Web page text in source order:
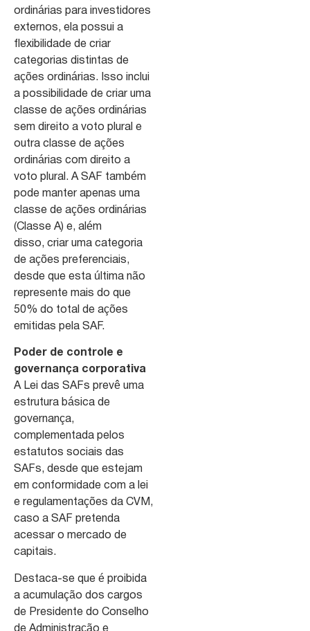
ordinárias para investidores
externos, ela possui a
flexibilidade de criar
categorias distintas de
ações ordinárias. Isso inclui
a possibilidade de criar uma
classe de ações ordinárias
sem direito a voto plural e
outra classe de ações
ordinárias com direito a
voto plural. A SAF também
pode manter apenas uma
classe de ações ordinárias
(Classe A) e, além
disso, criar uma categoria
de ações preferenciais,
desde que esta última não
represente mais do que
50% do total de ações
emitidas pela SAF.
Poder de controle e
governança corporativa
A Lei das SAFs prevê uma
estrutura básica de
governança,
complementada pelos
estatutos sociais das
SAFs, desde que estejam
em conformidade com a lei
e regulamentações da CVM,
caso a SAF pretenda
acessar o mercado de
capitais.
Destaca-se que é proibida
a acumulação dos cargos
de Presidente do Conselho
de Administração e